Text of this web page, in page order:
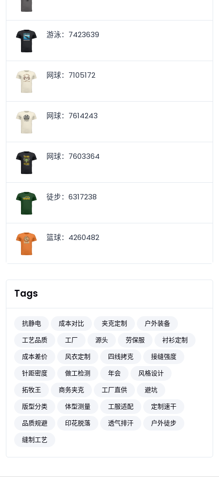
游泳：7423639
网球：7105172
网球：7614243
网球：7603364
徒步：6317238
篮球：4260482
Tags
抗静电 成本对比 夹克定制
户外装备
工艺品质
工厂 源头 劳保服
衬衫定制
成本差价
风衣定制 四线拷克
接缝强度
针距密度
做工检测 年会
风格设计
拓牧王
商务夹克 工厂直供
避坑
版型分类
体型测量 工服适配
定制速干
品质规避
印花脱落 透气排汗
户外徒步
缝制工艺